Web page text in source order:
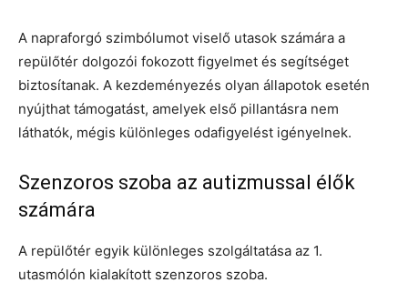
A napraforgó szimbólumot viselő utasok számára a
repülőtér dolgozói fokozott figyelmet és segítséget
biztosítanak. A kezdeményezés olyan állapotok esetén
nyújthat támogatást, amelyek első pillantásra nem
láthatók, mégis különleges odafigyelést igényelnek.
Szenzoros szoba az autizmussal élők
számára
A repülőtér egyik különleges szolgáltatása az 1.
utasmólón kialakított szenzoros szoba.